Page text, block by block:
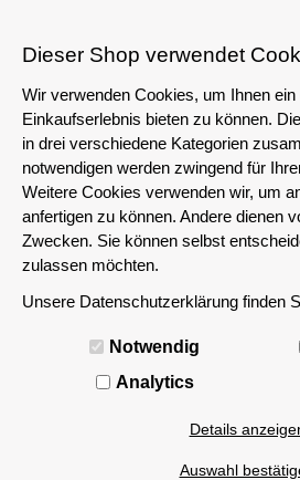
Das servershop-bayern.de
Unternehmen i.S.d. § 14 BGB sowie die
an Privatpersonen ist
MENÜ
Dieser Shop verwendet
Wir verwenden Cookies, um Ihnen ein
Einkaufserlebnis bieten zu können.
in drei verschiedene Kategorien
notwendigen werden zwingend für
Weitere Cookies verwenden wir, um
anfertigen zu können. Andere dienen
Zwecken. Sie können selbst
zulassen möchten.
Unsere Datenschutzerklärung finden
Notwendig
Analytics
Details
Auswahl